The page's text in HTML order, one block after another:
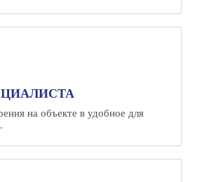
на объекте в удобное для